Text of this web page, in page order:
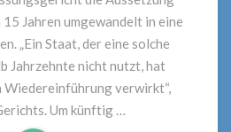
Jahren umgewandelt in eine
„Ein Staat, der eine solche
Jahrzehnte nicht nutzt, hat
Wiedereinführung verwirkt“,
Um künftig …